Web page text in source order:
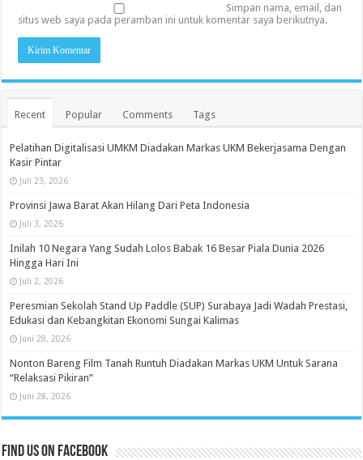
Simpan nama, email, dan
situs web saya pada peramban ini untuk komentar saya berikutnya.
Recent Popular Comments Tags
Pelatihan Digitalisasi UMKM Diadakan Markas UKM Bekerjasama Dengan
Kasir Pintar
Juli 23, 2026
Provinsi Jawa Barat Akan Hilang Dari Peta Indonesia
Juli 3, 2026
Inilah 10 Negara Yang Sudah Lolos Babak 16 Besar Piala Dunia 2026
Hingga Hari Ini
Juli 2, 2026
Peresmian Sekolah Stand Up Paddle (SUP) Surabaya Jadi Wadah Prestasi,
Edukasi dan Kebangkitan Ekonomi Sungai Kalimas
Juni 28, 2026
Nonton Bareng Film Tanah Runtuh Diadakan Markas UKM Untuk Sarana
“Relaksasi Pikiran”
Juni 28, 2026
Find us on Facebook